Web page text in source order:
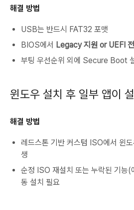
해결 방법
USB는 반드시 FAT32 포맷
BIOS에서 Legacy 지원 or UEFI
부팅 우선순위 외에 Secure Boot
윈도우 설치 후 일부 앱이
해결 방법
레드스톤 기반 커스텀 ISO에서 윈
생
순정 ISO 재설치 또는 누락된 기
동 설치 필요